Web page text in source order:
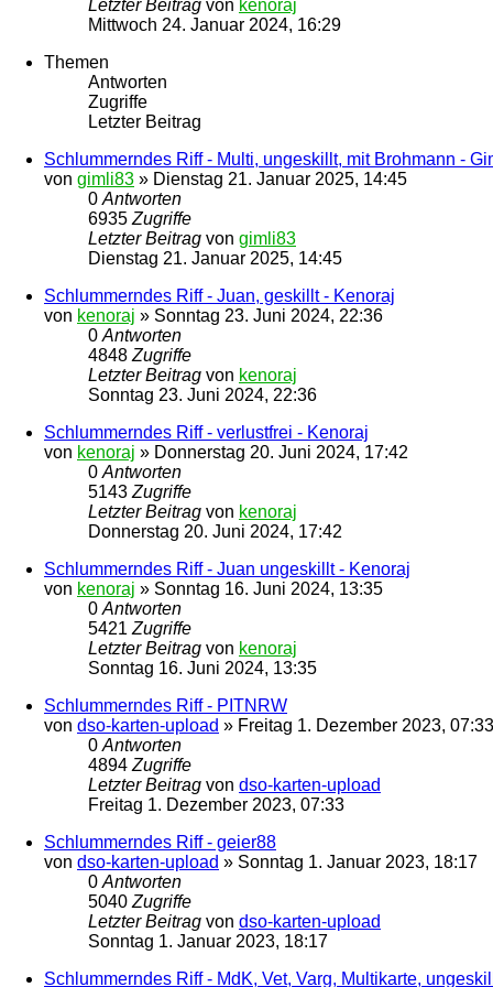
Letzter Beitrag von kenoraj
Mittwoch 24. Januar 2024, 16:29
Themen
Antworten
Zugriffe
Letzter Beitrag
Schlummerndes Riff - Multi, ungeskillt, mit Brohmann -
von gimli83 » Dienstag 21. Januar 2025, 14:45
0Antworten
6935Zugriffe
Letzter Beitrag von gimli83
Dienstag 21. Januar 2025, 14:45
Schlummerndes Riff - Juan, geskillt - Kenoraj
von kenoraj » Sonntag 23. Juni 2024, 22:36
0Antworten
4848Zugriffe
Letzter Beitrag von kenoraj
Sonntag 23. Juni 2024, 22:36
Schlummerndes Riff - verlustfrei - Kenoraj
von kenoraj » Donnerstag 20. Juni 2024, 17:42
0Antworten
5143Zugriffe
Letzter Beitrag von kenoraj
Donnerstag 20. Juni 2024, 17:42
Schlummerndes Riff - Juan ungeskillt - Kenoraj
von kenoraj » Sonntag 16. Juni 2024, 13:35
0Antworten
5421Zugriffe
Letzter Beitrag von kenoraj
Sonntag 16. Juni 2024, 13:35
Schlummerndes Riff - PITNRW
von dso-karten-upload » Freitag 1. Dezember 2023, 07:33
0Antworten
4894Zugriffe
Letzter Beitrag von dso-karten-upload
Freitag 1. Dezember 2023, 07:33
Schlummerndes Riff - geier88
von dso-karten-upload » Sonntag 1. Januar 2023, 18:17
0Antworten
5040Zugriffe
Letzter Beitrag von dso-karten-upload
Sonntag 1. Januar 2023, 18:17
Schlummerndes Riff - MdK, Vet, Varg, Multikarte,